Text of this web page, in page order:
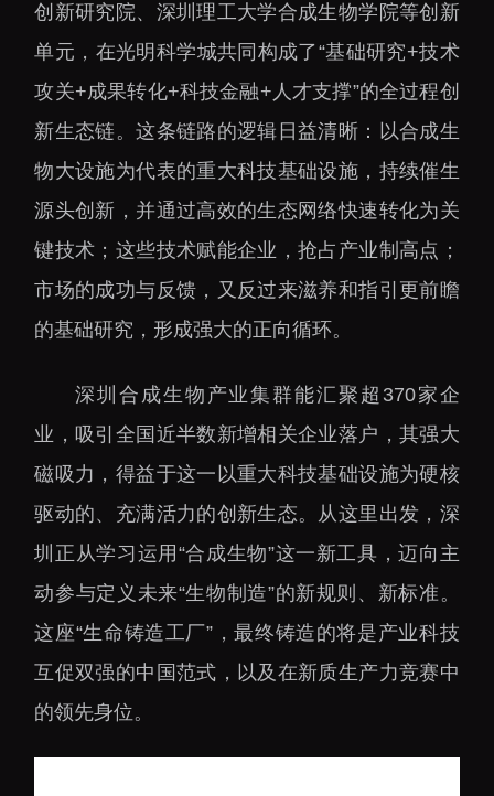
创新研究院、深圳理工大学合成生物学院等创新
单元，在光明科学城共同构成了“基础研究+技术
攻关+成果转化+科技金融+人才支撑”的全过程创
新生态链。这条链路的逻辑日益清晰：以合成生
物大设施为代表的重大科技基础设施，持续催生
源头创新，并通过高效的生态网络快速转化为关
键技术；这些技术赋能企业，抢占产业制高点；
市场的成功与反馈，又反过来滋养和指引更前瞻
的基础研究，形成强大的正向循环。
深圳合成生物产业集群能汇聚超370家企
业，吸引全国近半数新增相关企业落户，其强大
磁吸力，得益于这一以重大科技基础设施为硬核
驱动的、充满活力的创新生态。从这里出发，深
圳正从学习运用“合成生物”这一新工具，迈向主
动参与定义未来“生物制造”的新规则、新标准。
这座“生命铸造工厂”，最终铸造的将是产业科技
互促双强的中国范式，以及在新质生产力竞赛中
的领先身位。